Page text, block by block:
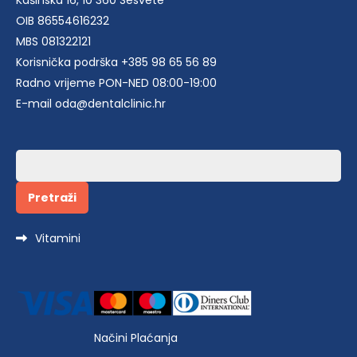
OIB 86554616232
MBS 081322121
Korisnička podrška +385 98 65 56 89
Radno vrijeme PON-NED 08:00-19:00
E-mail oda@dentalclinic.hr
Vitamini
Načini Plaćanja